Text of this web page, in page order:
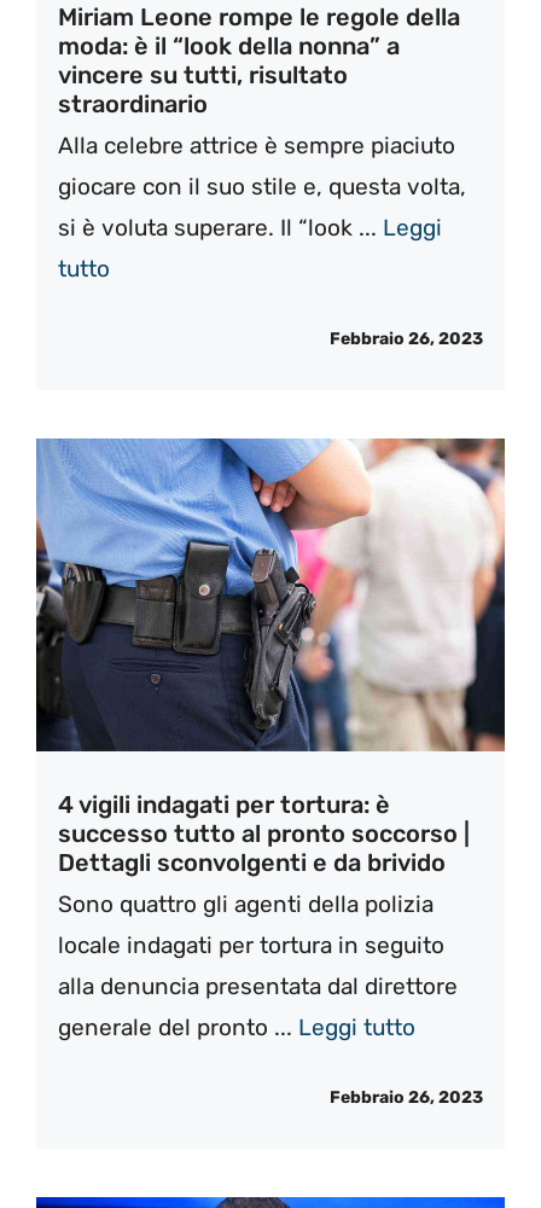
Miriam Leone rompe le regole della
moda: è il “look della nonna” a
vincere su tutti, risultato
straordinario
Alla celebre attrice è sempre piaciuto
giocare con il suo stile e, questa volta,
si è voluta superare. Il “look ... Leggi
tutto
Febbraio 26, 2023
4 vigili indagati per tortura: è
successo tutto al pronto soccorso |
Dettagli sconvolgenti e da brivido
Sono quattro gli agenti della polizia
locale indagati per tortura in seguito
alla denuncia presentata dal direttore
generale del pronto ... Leggi tutto
Febbraio 26, 2023